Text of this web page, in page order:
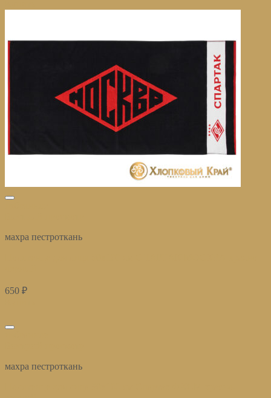
махра пестроткань
650 ₽
махра пестроткань